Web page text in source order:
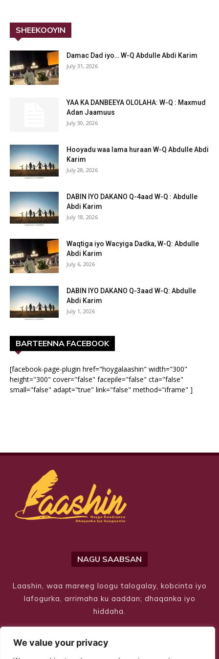
We value your privacy
SHEEKOOYIN
Damac Dad iyo… W-Q Abdulle Abdi Karim
July 31, 2026
YAA KA DANBEEYA OLOLAHA: W-Q : Maxmud
Adan Jaamuus
July 30, 2026
Hooyadu waa lama huraan W-Q Abdulle Abdi
Karim
July 28, 2026
DABIN IYO DAKANO Q-4aad W-Q : Abdulle
Abdi Karim
July 18, 2026
Waqtiga iyo Wacyiga Dadka, W-Q: Abdulle
Abdi Karim
July 6, 2026
DABIN IYO DAKANO Q-3aad W-Q: Abdulle
Abdi Karim
July 1, 2026
BARTEENNA FACEBOOK
[facebook-page-plugin href="hoygalaashin" width="300"
height="300" cover="false" facepile="false" cta="false"
small="false" adapt="true" link="false" method="iframe" ]
NAGU SAABSAN
Laashin, waa mareeg loogu talogalay, kobcinta iyo
lafogurka, arrimaha ku aaddan; dhaqanka iyo
hiddaha.